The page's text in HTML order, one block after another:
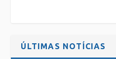
ÚLTIMAS NOTÍCIAS